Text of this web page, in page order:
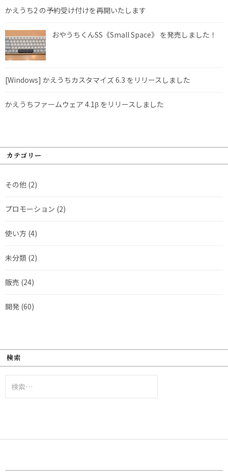
かえうち2 の予約受け付けを再開いたします
おやうちくんSS《Small Space》 を発売しました！
[Windows] かえうちカスタマイズ 6.3 をリリースしました
かえうちファームウェア 4.1β をリリースしました
カテゴリー
その他 (2)
プロモーション (2)
使い方 (4)
未分類 (2)
販売 (24)
開発 (60)
検索
索: